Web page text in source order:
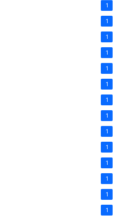
1
1
1
1
1
1
1
1
1
1
1
1
1
1